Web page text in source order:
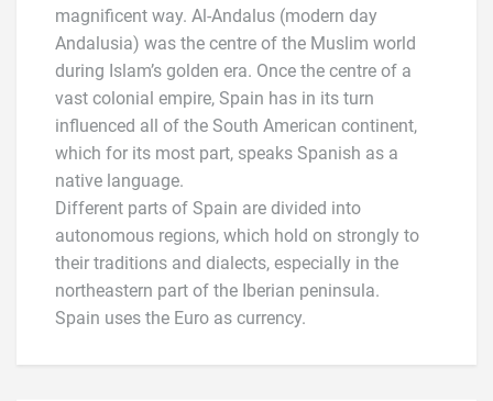
magnificent way. Al-Andalus (modern day
Andalusia) was the centre of the Muslim world
during Islam’s golden era. Once the centre of a
vast colonial empire, Spain has in its turn
influenced all of the South American continent,
which for its most part, speaks Spanish as a
native language.
Different parts of Spain are divided into
autonomous regions, which hold on strongly to
their traditions and dialects, especially in the
northeastern part of the Iberian peninsula.
Spain uses the Euro as currency.